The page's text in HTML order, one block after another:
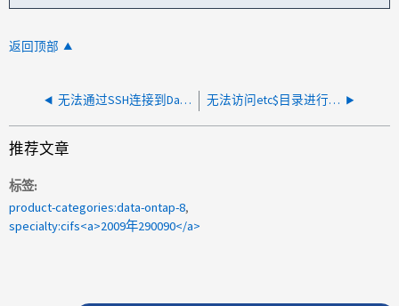
返回顶部
无法通过SSH连接到Data ONTAP 7-模式节点、其他命令失败、并显示"系统中打开的文件过多" 无法访问etc$目录进行7-模式升级或使用Windows凭据登录
推荐文章
标签
product-categories:data-ontap-8
specialty:cifs<a>2009年290090</a>